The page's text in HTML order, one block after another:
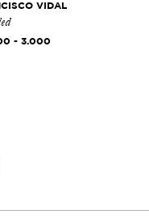
VIDAL
- 3.000